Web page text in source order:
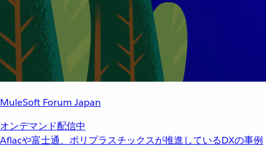
MuleSoft Forum Japan
オンデマンド配信中
Aflacや富士通、ポリプラスチックスが推進しているDXの事例